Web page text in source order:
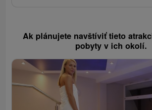
Ak plánujete navštíviť tieto
pobyty v ich okolí.